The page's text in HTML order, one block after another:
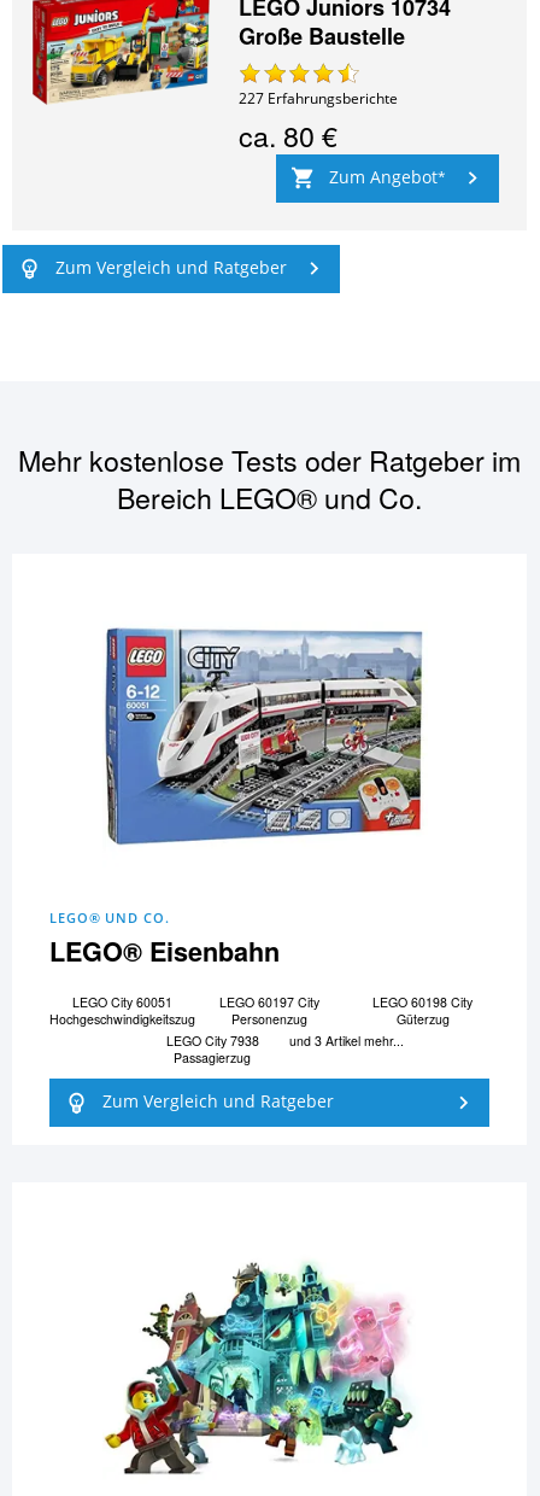
LEGO Juniors 10734
Große Baustelle
227 Erfahrungsberichte
ca. 80 €
Zum Angebot
Zum Vergleich und Ratgeber
Mehr kostenlose Tests oder Ratgeber im
Bereich LEGO® und Co.
LEGO® UND CO.
LEGO® Eisenbahn
LEGO City 60051
Hochgeschwindigkeitszug
LEGO 60197 City
Personenzug
LEGO 60198 City
Güterzug
LEGO City 7938
Passagierzug
und 3 Artikel mehr...
Zum Vergleich und Ratgeber